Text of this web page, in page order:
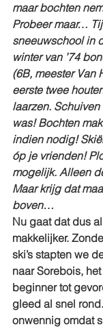
maar bochten
Probeer maar…
sneeuwschool in
winter van ’74
(6B, meester Van
eerste twee
laarzen.
was! Bochten
indien nodig!
óp je vrienden!
mogelijk. Alleen
Maar krijg dat
boven…
Nu gaat dat dus
makkelijker.
ski’s stapten we
naar Sorebois,
beginner tot
gleed al snel
onwennig omdat